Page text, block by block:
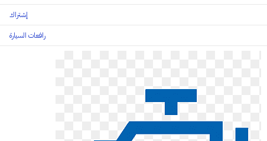
إشتراك
رافعات السيارة